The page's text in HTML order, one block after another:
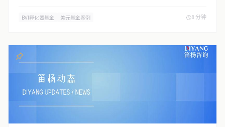
BVI孵化器基金 美元基金案例 8 分钟